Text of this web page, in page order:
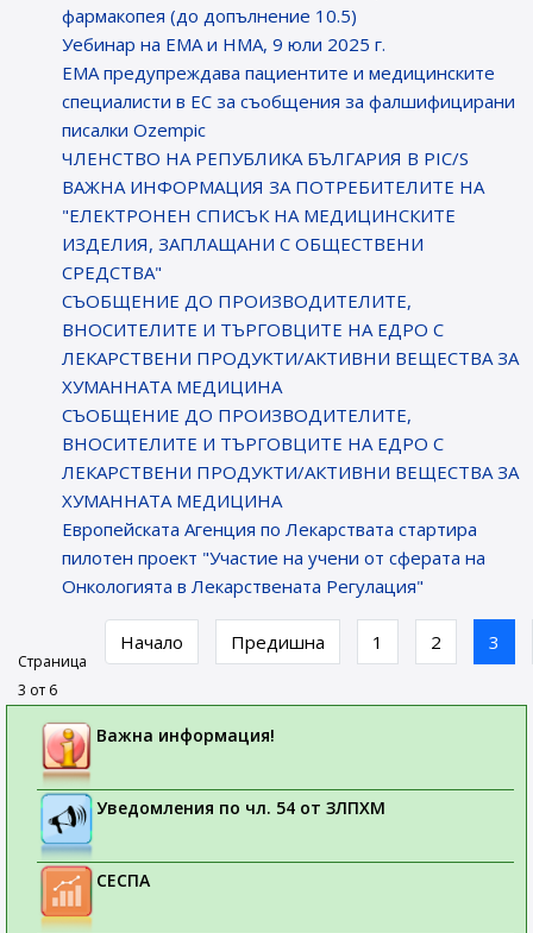
фармакопея (до допълнение 10.5)
Уебинар на ЕМА и НМА, 9 юли 2025 г.
EMA предупреждава пациентите и медицинските
специалисти в ЕС за съобщения за фалшифицирани
писалки Ozempic
ЧЛЕНСТВО НА РЕПУБЛИКА БЪЛГАРИЯ В PIC/S
ВАЖНА ИНФОРМАЦИЯ ЗА ПОТРЕБИТЕЛИТЕ НА
"ЕЛЕКТРОНЕН СПИСЪК НА МЕДИЦИНСКИТЕ
ИЗДЕЛИЯ, ЗАПЛАЩАНИ С ОБЩЕСТВЕНИ
СРЕДСТВА"
СЪОБЩЕНИЕ ДО ПРОИЗВОДИТЕЛИТЕ,
ВНОСИТЕЛИТЕ И ТЪРГОВЦИТЕ НА ЕДРО С
ЛЕКАРСТВЕНИ ПРОДУКТИ/АКТИВНИ ВЕЩЕСТВА ЗА
ХУМАННАТА МЕДИЦИНА
СЪОБЩЕНИЕ ДО ПРОИЗВОДИТЕЛИТЕ,
ВНОСИТЕЛИТЕ И ТЪРГОВЦИТЕ НА ЕДРО С
ЛЕКАРСТВЕНИ ПРОДУКТИ/АКТИВНИ ВЕЩЕСТВА ЗА
ХУМАННАТА МЕДИЦИНА
Европейската Агенция по Лекарствата стартира
пилотен проект "Участие на учени от сферата на
Онкологията в Лекарствената Регулация"
Страница
3 от 6
Начало Предишна 1 2 3
Важна информация!
Уведомления по чл. 54 от ЗЛПХМ
СЕСПА